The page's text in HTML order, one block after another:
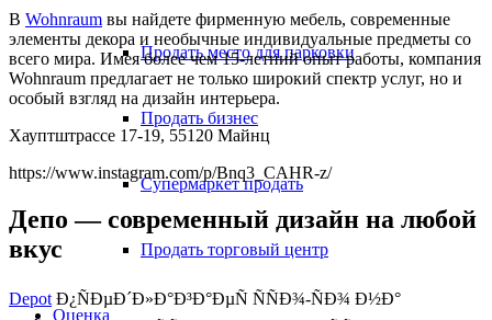
Продать место для парковки
Продать бизнес
Супермаркет продать
Продать торговый центр
Оценка
В Wohnraum вы найдете фирменную мебель, современные
элементы декора и необычные индивидуальные предметы со
всего мира. Имея более чем 15-летний опыт работы, компания
Wohnraum предлагает не только широкий спектр услуг, но и
особый взгляд на дизайн интерьера.
Хауптштрассе 17-19, 55120 Майнц
https://www.instagram.com/p/Bnq3_CAHR-z/
Депо — современный дизайн на любой
вкус
Depot Ð¿ÑÐµÐ´Ð»Ð°Ð³Ð°ÐµÑ ÑÑÐ¾-ÑÐ¾ Ð½Ð°